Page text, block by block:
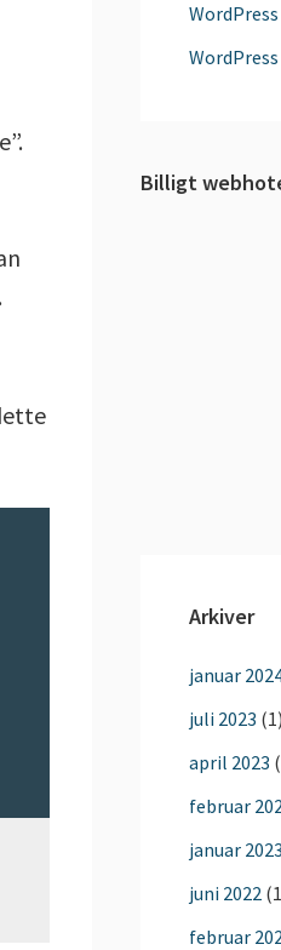
Billigt
Arkiver
januar
juli 2023 (1)
april 2023
februar
januar 2023
juni 2022
februar